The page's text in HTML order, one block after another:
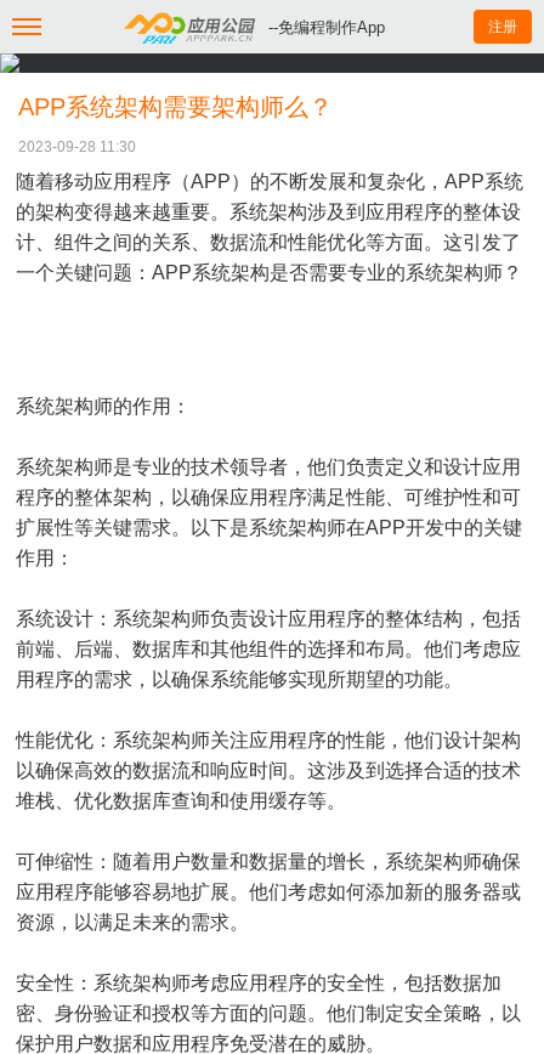
--免编程制作App 注册
APP系统架构需要架构师么？
2023-09-28 11:30
随着移动应用程序（APP）的不断发展和复杂化，APP系统
的架构变得越来越重要。系统架构涉及到应用程序的整体设
计、组件之间的关系、数据流和性能优化等方面。这引发了
一个关键问题：APP系统架构是否需要专业的系统架构师？
系统架构师的作用：
系统架构师是专业的技术领导者，他们负责定义和设计应用
程序的整体架构，以确保应用程序满足性能、可维护性和可
扩展性等关键需求。以下是系统架构师在APP开发中的关键
作用：
系统设计：系统架构师负责设计应用程序的整体结构，包括
前端、后端、数据库和其他组件的选择和布局。他们考虑应
用程序的需求，以确保系统能够实现所期望的功能。
性能优化：系统架构师关注应用程序的性能，他们设计架构
以确保高效的数据流和响应时间。这涉及到选择合适的技术
堆栈、优化数据库查询和使用缓存等。
可伸缩性：随着用户数量和数据量的增长，系统架构师确保
应用程序能够容易地扩展。他们考虑如何添加新的服务器或
资源，以满足未来的需求。
安全性：系统架构师考虑应用程序的安全性，包括数据加
密、身份验证和授权等方面的问题。他们制定安全策略，以
保护用户数据和应用程序免受潜在的威胁。